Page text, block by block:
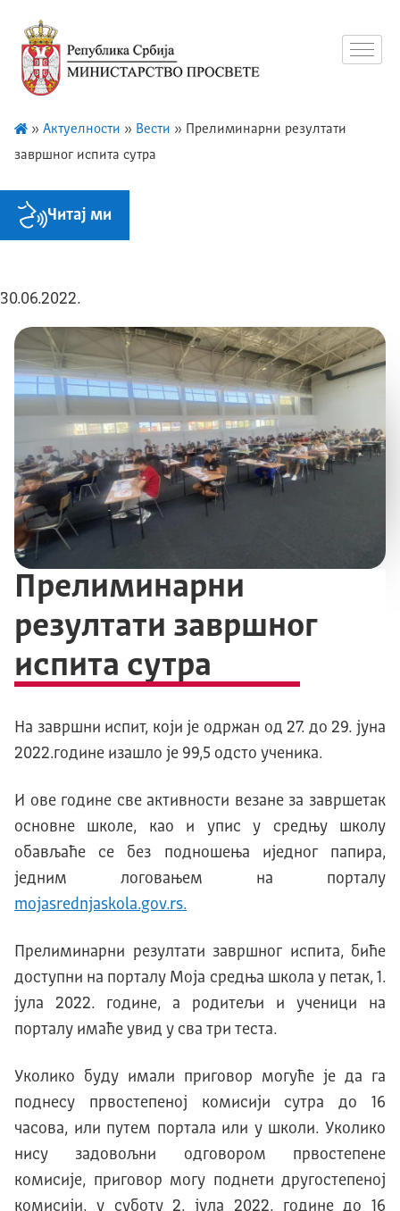
» Актуелности » Вести » Прелиминарни резултати
завршног испита сутра
Читај ми
30.06.2022.
Прелиминарни
резултати завршног
испита сутра
На завршни испит, који је одржан од 27. до 29. јуна
2022.године изашло је 99,5 одсто ученика.
И ове године све активности везане за завршетак
основне школе, као и упис у средњу школу
обављаће се без подношења иједног папира,
једним логовањем на порталу
mojasrednjaskola.gov.rs.
Прелиминарни резултати завршног испита, биће
доступни на порталу Моја средња школа у петак, 1.
јула 2022. године, а родитељи и ученици на
порталу имаће увид у сва три теста.
Уколико буду имали приговор могуће је да га
поднесу првостепеној комисији сутра до 16
часова, или путем портала или у школи. Уколико
нису задовољни одговором првостепене
комисије, приговор могу поднети другостепеној
комисији, у суботу 2. јула 2022. године до 16